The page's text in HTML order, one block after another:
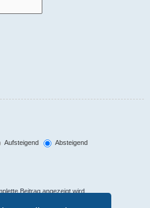
Aufsteigend
Absteigend
Beitrag angezeigt wird.